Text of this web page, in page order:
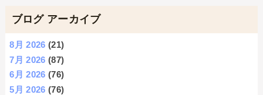
ブログ アーカイブ
8月 2026 (21)
7月 2026 (87)
6月 2026 (76)
5月 2026 (76)